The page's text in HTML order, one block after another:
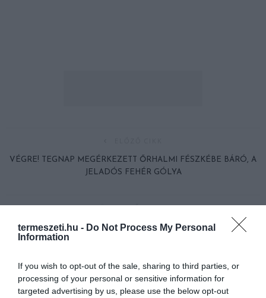
termeszeti.hu - Do Not Process My Personal
Information
If you wish to opt-out of the sale, sharing to third parties, or
processing of your personal or sensitive information for
targeted advertising by us, please use the below opt-out
VÉGRE! TEGNAP MEGÉRKEZETT ŐRHALMI FÉSZKÉBE BÁRÓ, A
JELADÓS FEHÉR GÓLYA
KÖVETKEZŐ CIKK
SZELFIZZ A KONYHÁSNÉNIVEL/BÁCSIVAL, HA SZERINTED Ő A
HASONLÓ ÉRDEKESSÉGEK